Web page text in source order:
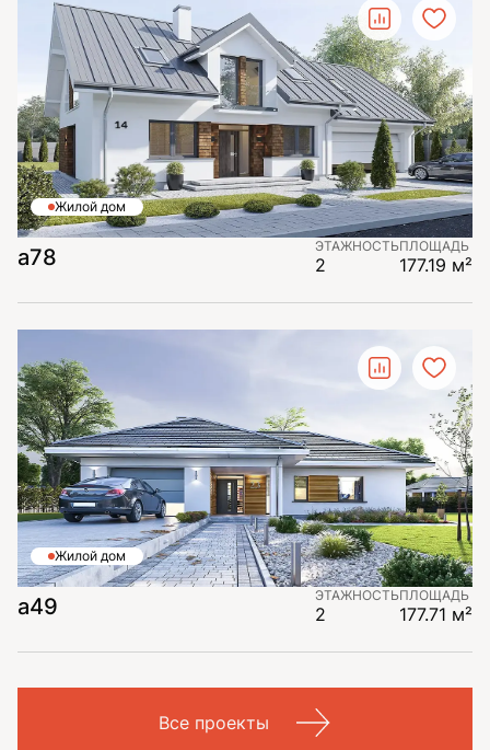
Жилой дом
a78 ЭТАЖНОСТЬ
2
ПЛОЩАДЬ
177.19 м²
Жилой дом
a49 ЭТАЖНОСТЬ
2
ПЛОЩАДЬ
177.71 м²
Все проекты